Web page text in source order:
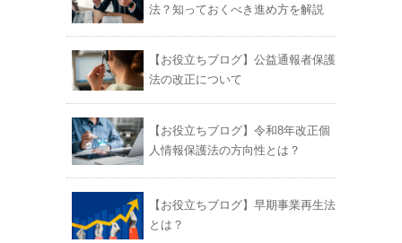
法？知っておくべき進め方を解説
【お役立ちブログ】公益通報者保護
法の改正について
【お役立ちブログ】令和8年改正個
人情報保護法の方向性とは？
【お役立ちブログ】早期事業再生法
とは？